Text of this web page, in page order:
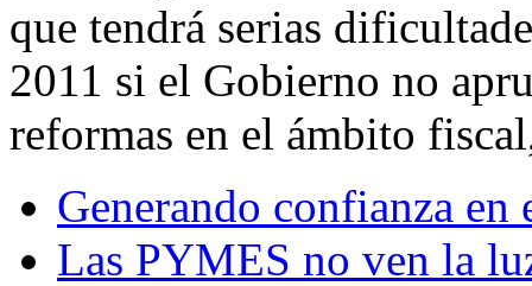
que tendrá serias
2011 si el Gobierno no
reformas en el ámbito
Generando confianza en
Las PYMES no ven la